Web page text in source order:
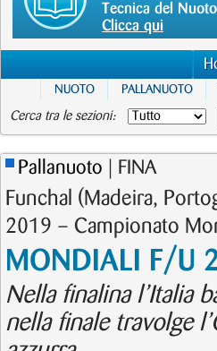
Tecnica del
Clicca qui
NUOTO PALLANUOTO
Cerca tra le sezioni:
Pallanuoto | FINA
Funchal (Madeira,
2019 – Campionato
MONDIALI F/U
Nella finalina l’Italia
nella finale travolge